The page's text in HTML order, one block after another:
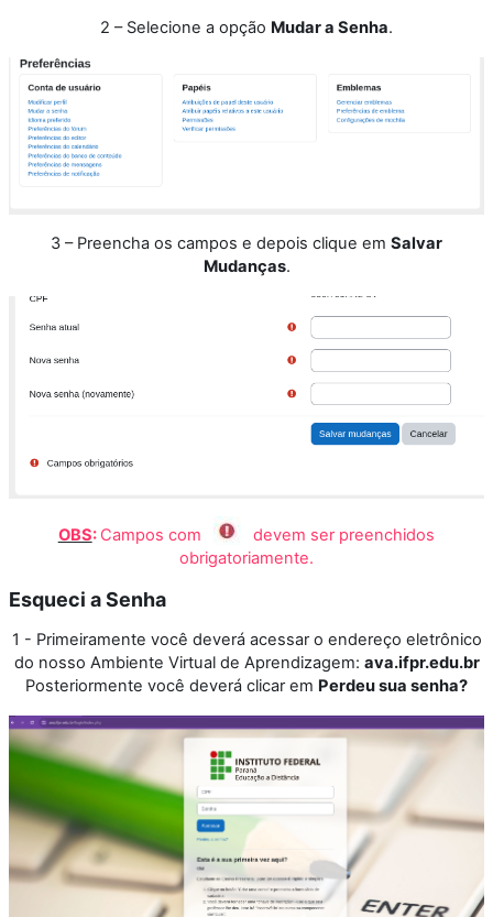
2 – Selecione a opção Mudar a Senha.
3 – Preencha os campos e depois clique em Salvar
Mudanças.
OBS: Campos com
devem ser preenchidos
obrigatoriamente.
Esqueci a Senha
1 - Primeiramente você deverá acessar o endereço eletrônico
do nosso Ambiente Virtual de Aprendizagem: ava.ifpr.edu.br
Posteriormente você deverá clicar em Perdeu sua senha?